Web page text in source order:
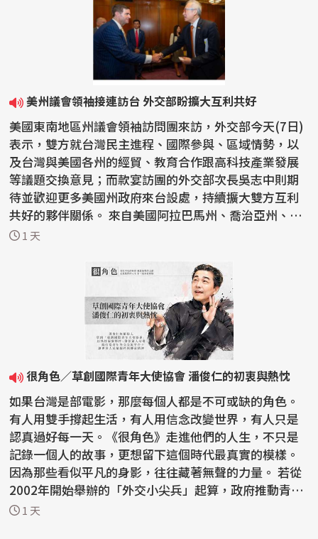
美州議會領袖接連訪台 外交部盼擴大互利共好
美國東南地區州議會領袖訪問團來訪，外交部今天(7日)
表示，雙方就台灣民主進程、國際參與、區域情勢，以
及台灣與美國各州的經貿、教育合作跟高科技產業發展
等議題交換意見；而款宴訪團的外交部次長吳志中則期
待並歡迎更多美國州政府來台設處，持續擴大雙方互利
共好的夥伴關係。 來自美國阿拉巴馬州、喬治亞州、肯
塔基...
1 天
很角色／草創國際青年大使協會 潘俊仁的初衷與熱忱
如果台灣是部電影，那麼每個人都是不可或缺的角色。
有人用雙手撐起生活，有人用信念改變世界，有人只是
認真過好每一天。《很角色》走進他們的人生，不只是
記錄一個人的故事，更想留下這個時代最真實的模樣。
因為那些看似平凡的身影，往往藏著無聲的力量。 若從
2002年開始舉辦的「外交小尖兵」起算，政府推動青年
外交...
1 天